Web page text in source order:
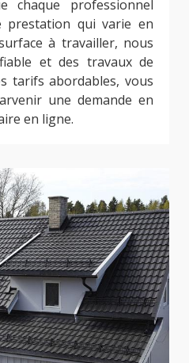
chaque professionnel
prestation qui varie en
à travailler, nous
et des travaux de
tarifs abordables, vous
une demande en
en ligne.